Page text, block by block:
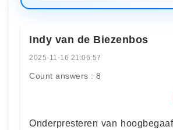
Indy van de Biezenbos
2025-11-16 21:06:57
Count answers : 8
Onderpresteren van